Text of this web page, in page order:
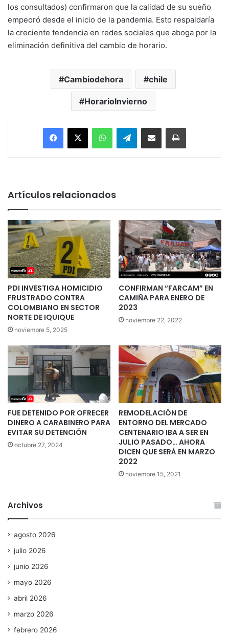
los consultados) confirmaron que la calidad de su sueño
empeoró desde el inicio de la pandemia. Esto respaldaría
la creciente tendencia en redes sociales que aboga por la
eliminación definitiva del cambio de horario.
Cambiodehora chile
HorarioInvierno
Facebook
X WhatsAppTelegramEnviar vía email Imprimir
Artículos relacionados
PDI INVESTIGA HOMICIDIO
FRUSTRADO CONTRA
COLOMBIANO EN SECTOR
NORTE DE IQUIQUE
noviembre 5, 2025
CONFIRMAN “FARCAM” EN
CAMIÑA PARA ENERO DE
2023
noviembre 22, 2022
FUE DETENIDO POR OFRECER
DINERO A CARABINERO PARA
EVITAR SU DETENCIÓN
octubre 27, 2024
REMODELACIÓN DE
ENTORNO DEL MERCADO
CENTENARIO IBA A SER EN
JULIO PASADO… AHORA
DICEN QUE SERÁ EN MARZO
2022
noviembre 15, 2021
Archivos
agosto 2026
julio 2026
junio 2026
mayo 2026
abril 2026
marzo 2026
febrero 2026